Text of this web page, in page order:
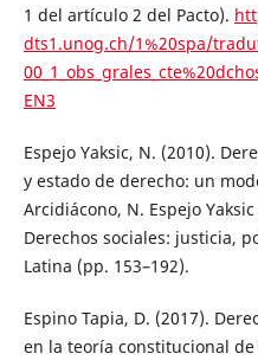
1 del artículo 2 del Pacto).
dts1.unog.ch/1%20spa/
EN3
Espejo Yaksic, N. (2010).
y estado de derecho: un
Arcidiácono, N. Espejo
Derechos sociales: justicia,
Latina (pp. 153–192).
Espino Tapia, D. (2017).
en la teoría constitucional